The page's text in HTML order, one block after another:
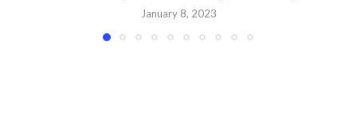
January 8, 2023